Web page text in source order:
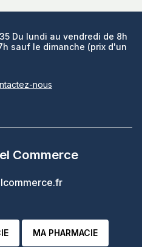
Du lundi au vendredi de 8h
sauf le dimanche (prix d'un
nous
Commerce
MA PHARMACIE